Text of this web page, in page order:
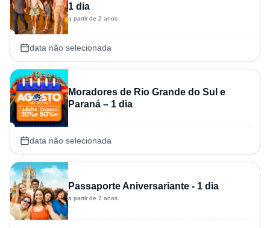
1 dia
a partir de 2 anos
data não selecionada
Moradores de Rio Grande do Sul e
Paraná – 1 dia
data não selecionada
Passaporte Aniversariante - 1 dia
a partir de 2 anos